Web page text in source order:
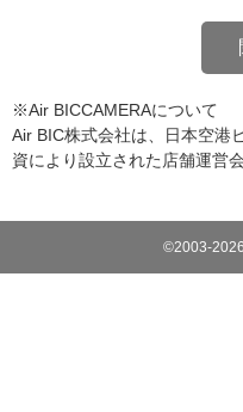
※Air BICCAMERAについて
Air BIC株式会社は、日本空港
資により設立された店舗運営会
©2003-